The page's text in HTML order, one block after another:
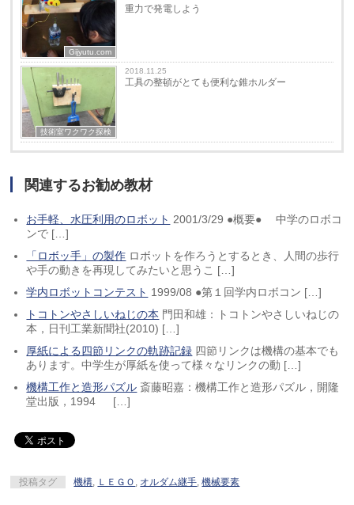
Gijyutu.com
重力で発電しよう
技術室ワクワク探検
2018.11.25
工具の整頓がとても便利な錐ホルダー
関連するお勧め教材
お手軽、水圧利用のロボット 2001/3/29 ●概要● 中学のロボコ
ンで […]
「ロボッ手」の製作 ロボットを作ろうとするとき、人間の歩行
や手の動きを再現してみたいと思うこ […]
学内ロボットコンテスト 1999/08 ●第１回学内ロボコン […]
トコトンやさしいねじの本 門田和雄：トコトンやさしいねじの
本，日刊工業新聞社(2010) […]
厚紙による四節リンクの軌跡記録 四節リンクは機構の基本でも
あります。中学生が厚紙を使って様々なリンクの動 […]
機構工作と造形パズル 斎藤昭嘉：機構工作と造形パズル，開隆
堂出版，1994 […]
投稿タグ 機構, ＬＥＧＯ , オルダム継手,機械要素